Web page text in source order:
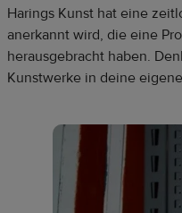
Harings Kunst hat eine
anerkannt wird, die eine
herausgebracht haben.
Kunstwerke in deine